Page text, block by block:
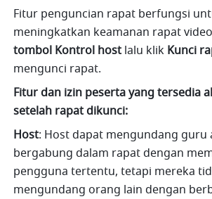
Fitur penguncian rapat berfungsi
tombol Kontrol host lalu klik Kunci
mengunci rapat.
Fitur dan izin peserta yang tersedia
setelah rapat dikunci:
Host: Host dapat mengundang guru
bergabung dalam rapat dengan
pengguna tertentu, tetapi mereka
mengundang orang lain dengan